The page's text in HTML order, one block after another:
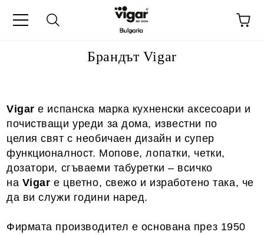
Брандът Vigar
Vigar е испанска марка кухненски аксесоари и
почистващи уреди за дома, известни по
целия свят с необичаен дизайн и супер
функционалност. Мопове, лопатки, четки,
дозатори, сгъваеми табуретки – всичко
на Vigar е цветно, свежо и изработено така, че
да ви служи години наред.
Фирмата производител е основана през 1950